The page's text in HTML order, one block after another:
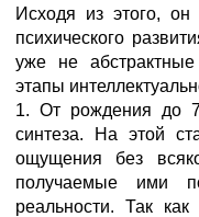
Исходя из этого,
психического
уже не
этапы
1. От рождения до 7
синтеза. На этой
ощущения без
получаемые ими
реальности. Так как